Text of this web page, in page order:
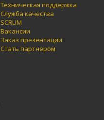
Техническая поддержка
Служба качества
SCRUM
Вакансии
Заказ презентации
Стать партнером